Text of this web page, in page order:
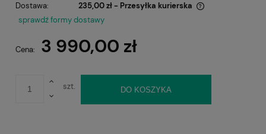
Dostawa:
235,00 zł - Przesyłka kurierska
Cena nie zawiera ewentualnych kosztów płatności
sprawdź formy dostawy
Cena: 3 990,00 zł
szt. DO KOSZYKA